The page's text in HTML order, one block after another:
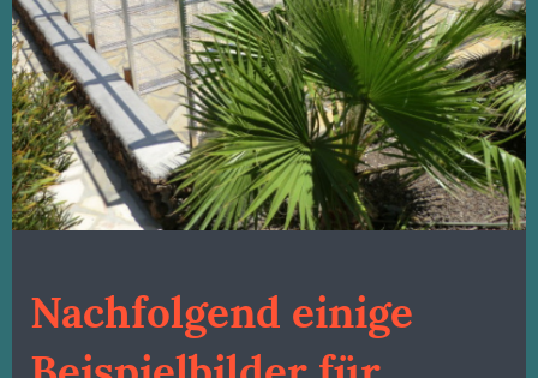
Nachfolgend einige